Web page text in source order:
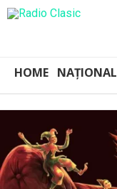
HOME NAȚIONAL